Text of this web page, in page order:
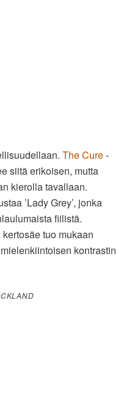
The Cure-
siitä erikoisen, mutta
kierolla tavallaan.
’Lady Grey’, jonka
fiilistä.
tuo mukaan
kontrastin